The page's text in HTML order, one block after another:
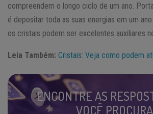
compreendem o longo ciclo de um ano.
é depositar toda as suas energias em um
os cristais podem ser excelentes auxiliares
Leia Também: Cristais: Veja como podem
ENCONTRE AS
VOCÊ PROCURA